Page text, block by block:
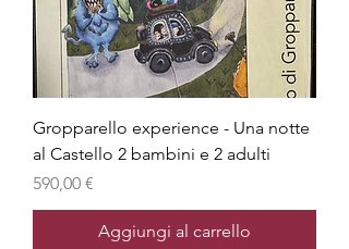
Gropparello experience - Una notte
al Castello 2 bambini e 2 adulti
Prezzo
590,00 €
Aggiungi al carrello